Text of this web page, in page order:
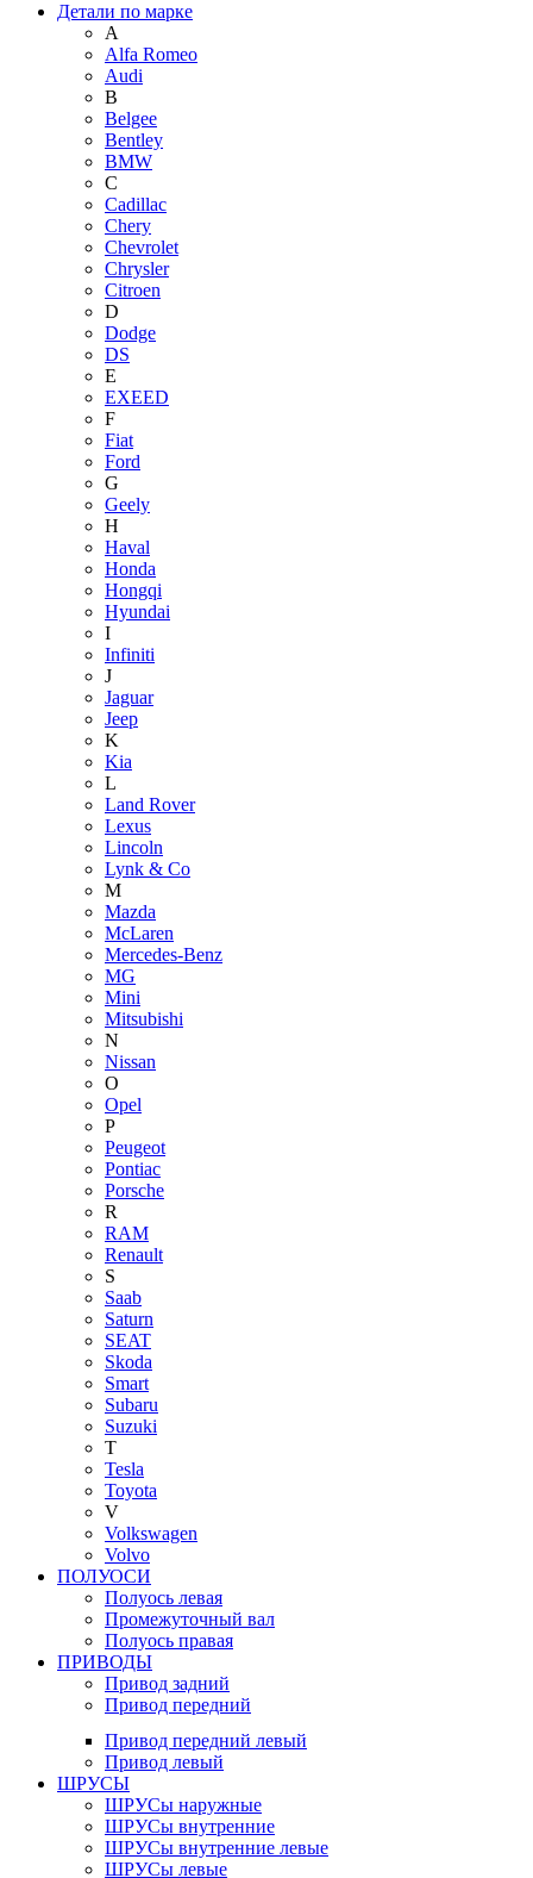
Детали по марке
A
Alfa Romeo
Audi
B
Belgee
Bentley
BMW
C
Cadillac
Chery
Chevrolet
Chrysler
Citroen
D
Dodge
DS
E
EXEED
F
Fiat
Ford
G
Geely
H
Haval
Honda
Hongqi
Hyundai
I
Infiniti
J
Jaguar
Jeep
K
Kia
L
Land Rover
Lexus
Lincoln
Lynk & Co
M
Mazda
McLaren
Mercedes-Benz
MG
Mini
Mitsubishi
N
Nissan
O
Opel
P
Peugeot
Pontiac
Porsche
R
RAM
Renault
S
Saab
Saturn
SEAT
Skoda
Smart
Subaru
Suzuki
T
Tesla
Toyota
V
Volkswagen
Volvo
ПОЛУОСИ
Полуось левая
Промежуточный вал
Полуось правая
ПРИВОДЫ
Привод задний
Привод передний
Привод передний левый
Привод левый
ШРУСЫ
ШРУСы наружные
ШРУСы внутренние
ШРУСы внутренние левые
ШРУСы левые